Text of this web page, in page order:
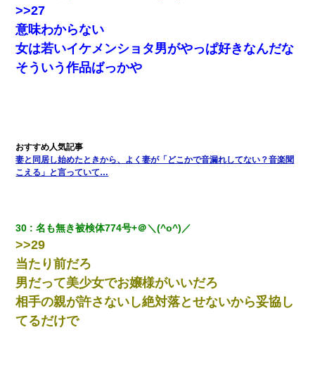
>>27
意味わからない
女は若いイケメンショタ男がやっぱ好きなんだな
そういう作品ばっかや
妻と同居し始めたときから、よく妻が「どこかで音漏れしてない？音楽聞
こえる」と言っていて…
30 名も無き被検体774号+＠＼(^o^)／
>>29
当たり前だろ
男だって美少女でお嬢様がいいだろ
相手の親が許さないし絶対落とせないから妥協し
てるだけで